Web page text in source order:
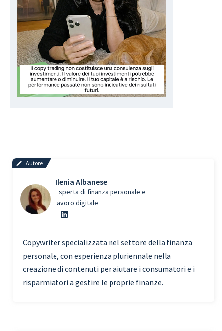
Autore
Ilenia Albanese
Esperta di finanza personale e
lavoro digitale
Copywriter specializzata nel settore della finanza
personale, con esperienza pluriennale nella
creazione di contenuti per aiutare i consumatori e i
risparmiatori a gestire le proprie finanze.